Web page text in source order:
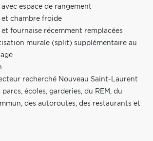
espace de rangement
chambre froide
fournaise récemment remplacées
murale (split) supplémentaire au
recherché Nouveau Saint-Laurent
écoles, garderies, du REM, du
des autoroutes, des restaurants et